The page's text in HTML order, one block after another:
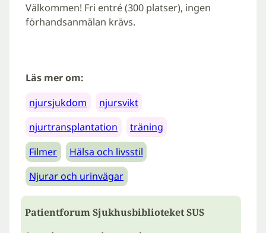
Välkommen! Fri entré (300 platser), ingen
förhandsanmälan krävs.
Läs mer om:
njursjukdom
njursvikt
njurtransplantation
träning
Filmer
Hälsa och livsstil
Njurar och urinvägar
Patientforum Sjukhusbiblioteket SUS